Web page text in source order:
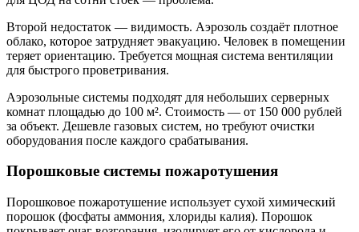
Второй недостаток — видимость. Аэрозоль создаёт плотное
облако, которое затрудняет эвакуацию. Человек в помещении
теряет ориентацию. Требуется мощная система вентиляции
для быстрого проветривания.
Аэрозольные системы подходят для небольших серверных
комнат площадью до 100 м². Стоимость — от 150 000 рублей
за объект. Дешевле газовых систем, но требуют очистки
оборудования после каждого срабатывания.
Порошковые системы пожаротушения
Порошковое пожаротушение использует сухой химический
порошок (фосфаты аммония, хлориды калия). Порошок